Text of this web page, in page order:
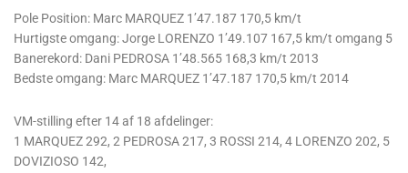
Pole Position: Marc MARQUEZ 1’47.187 170,5 km/t
Hurtigste omgang: Jorge LORENZO 1’49.107 167,5 km/t omgang 5
Banerekord: Dani PEDROSA 1’48.565 168,3 km/t 2013
Bedste omgang: Marc MARQUEZ 1’47.187 170,5 km/t 2014
VM-stilling efter 14 af 18 afdelinger:
1 MARQUEZ 292, 2 PEDROSA 217, 3 ROSSI 214, 4 LORENZO 202, 5
DOVIZIOSO 142,